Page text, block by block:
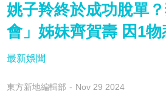
姚子羚終於成功脫單
會」姊妹齊賀壽 因1物
最新娛聞
東方新地編輯部 Nov 29 2024